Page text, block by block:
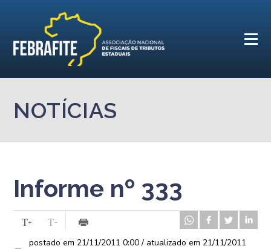
NOTÍCIAS
Informe nº 333
postado em 21/11/2011 0:00 / atualizado em 21/11/2011